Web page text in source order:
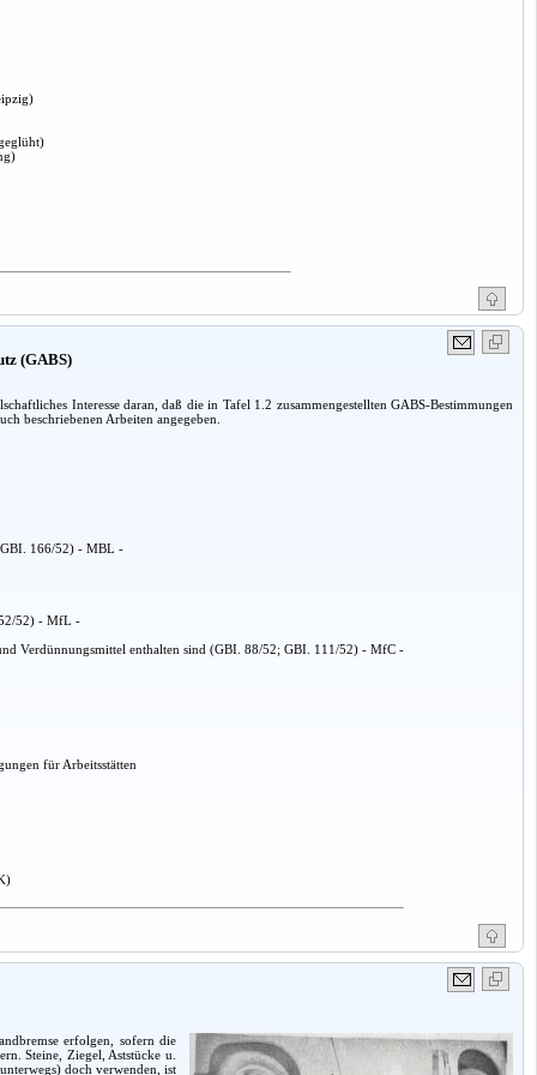
(GABS)
Interesse daran, daß die in Tafel 1.2 zusammengestellten GABS-Bestimmungen
beschriebenen Arbeiten angegeben.
166/52) - MBL -
52) - MfL -
Verdünnungsmittel enthalten sind (GBI. 88/52; GBI. 111/52) - MfC -
für Arbeitsstätten
erfolgen, sofern die
Steine, Ziegel, Aststücke u.
doch verwenden, ist